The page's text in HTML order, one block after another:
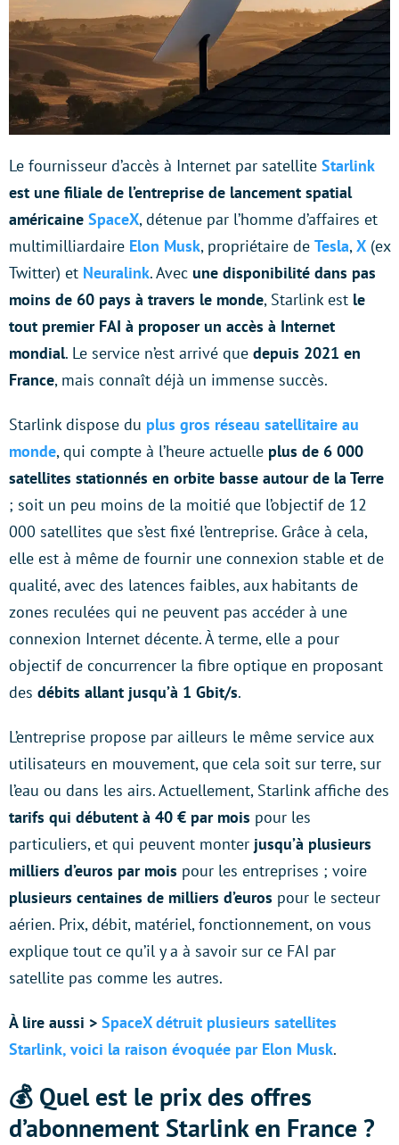
Le fournisseur d’accès à Internet par satellite Starlink
est une filiale de l’entreprise de lancement spatial
américaine SpaceX, détenue par l’homme d’affaires et
multimilliardaire Elon Musk, propriétaire de Tesla,X (ex
Twitter) et Neuralink. Avec une disponibilité dans pas
moins de 60 pays à travers le monde, Starlink est le
tout premier FAI à proposer un accès à Internet
mondial. Le service n’est arrivé que depuis 2021 en
France, mais connaît déjà un immense succès.
Starlink dispose du plus gros réseau satellitaire au
monde, qui compte à l’heure actuelle plus de 6 000
satellites stationnés en orbite basse autour de la Terre
; soit un peu moins de la moitié que l’objectif de 12
000 satellites que s’est fixé l’entreprise. Grâce à cela,
elle est à même de fournir une connexion stable et de
qualité, avec des latences faibles, aux habitants de
zones reculées qui ne peuvent pas accéder à une
connexion Internet décente. À terme, elle a pour
objectif de concurrencer la fibre optique en proposant
des débits allant jusqu’à 1 Gbit/s.
L’entreprise propose par ailleurs le même service aux
utilisateurs en mouvement, que cela soit sur terre, sur
l’eau ou dans les airs. Actuellement, Starlink affiche des
tarifs qui débutent à 40 € par mois pour les
particuliers, et qui peuvent monter jusqu’à plusieurs
milliers d’euros par mois pour les entreprises ; voire
plusieurs centaines de milliers d’euros pour le secteur
aérien. Prix, débit, matériel, fonctionnement, on vous
explique tout ce qu’il y a à savoir sur ce FAI par
satellite pas comme les autres.
À lire aussi > SpaceX détruit plusieurs satellites
Starlink, voici la raison évoquée par Elon Musk.
💰 Quel est le prix des offres
d’abonnement Starlink en France ?